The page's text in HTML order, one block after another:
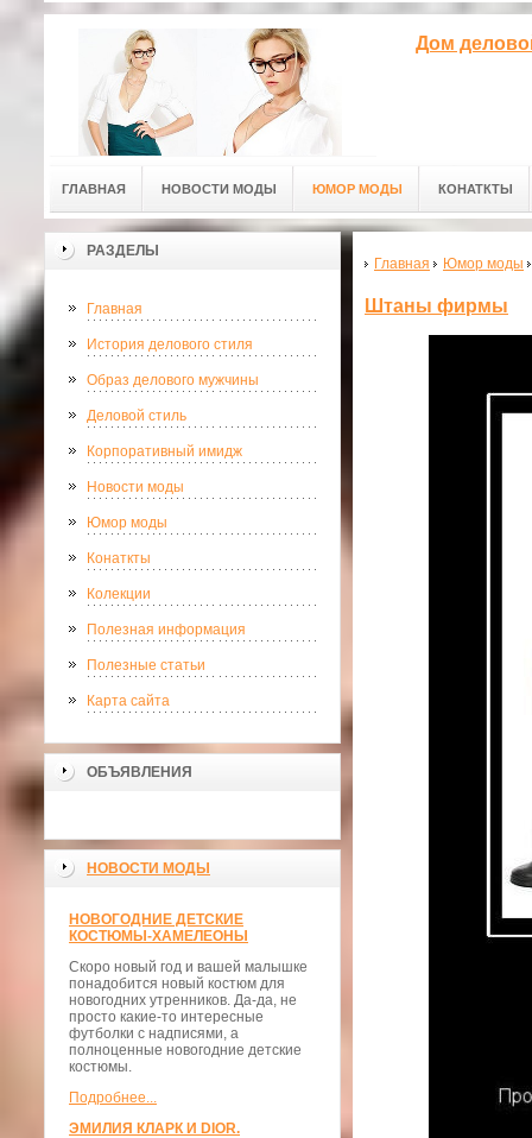
Дом
ГЛАВНАЯ НОВОСТИ МОДЫ ЮМОР МОДЫ КОНАТКТЫ
РАЗДЕЛЫ
Главная
История делового стиля
Образ делового мужчины
Деловой стиль
Корпоративный имидж
Новости моды
Юмор моды
Конаткты
Колекции
Полезная информация
Полезные статьи
Карта сайта
ОБЪЯВЛЕНИЯ
НОВОСТИ МОДЫ
НОВОГОДНИЕ ДЕТСКИЕ
КОСТЮМЫ-ХАМЕЛЕОНЫ
Скоро новый год и вашей малышке
понадобится новый костюм для
новогодних утренников. Да-да, не
просто какие-то интересные
футболки с надписями, а
полноценные новогодние детские
костюмы.
Подробнее...
ЭМИЛИЯ КЛАРК И DIOR.
Главная Юмор моды
Штаны фирмы